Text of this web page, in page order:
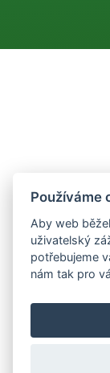
Používáme
Aby web
uživatelský
potřebujeme
nám tak pro